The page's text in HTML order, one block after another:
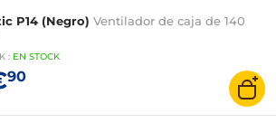
P14 (Negro) Ventilador de caja de 140
: EN STOCK
90